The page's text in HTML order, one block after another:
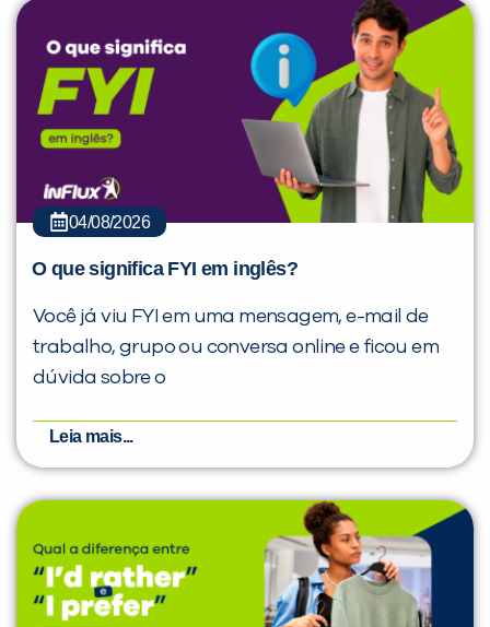
04/08/2026
O que significa FYI em inglês?
Você já viu FYI em uma mensagem, e-mail de
trabalho, grupo ou conversa online e ficou em
dúvida sobre o
Leia mais...